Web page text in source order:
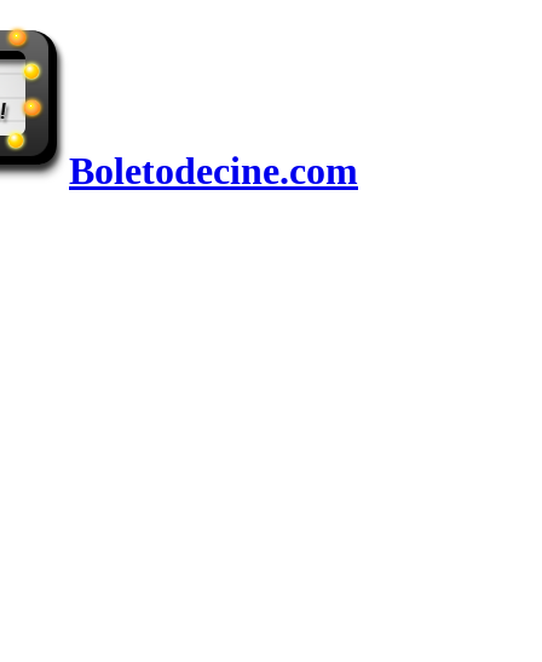
Boletodecine.com